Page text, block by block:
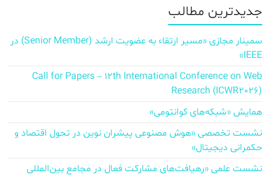
جدیدترین مطالب
سمینار مجازی «مسیر ارتقاء به عضویت ارشد (Senior Member) در
IEEE»
Call for Papers – 12th International Conference on Web
Research (ICWR2026)
همایش «شبکه‌های کوانتومی»
نشست تخصصی «هوش مصنوعی پیشران نوین در تحول اقتصاد و
حکمرانی دیجیتال»
نشست علمی «رهیافت‌های مشارکت فعال در مجامع بین‌المللی